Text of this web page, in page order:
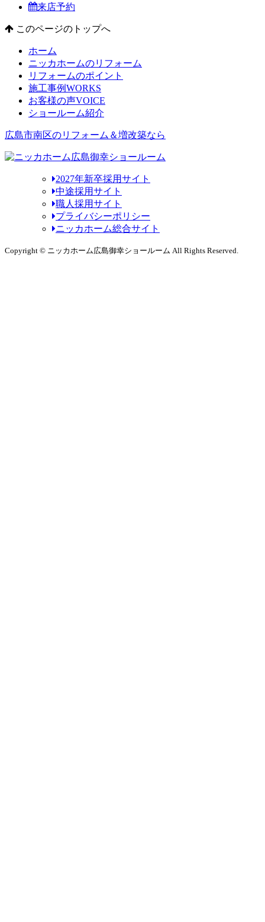
来店予約
このページのトップへ
ホーム
ニッカホームのリフォーム
リフォームのポイント
施工事例WORKS
お客様の声VOICE
ショールーム紹介
広島市南区のリフォーム＆増改築なら
2027年新卒採用サイト
中途採用サイト
職人採用サイト
プライバシーポリシー
ニッカホーム総合サイト
Copyright © ニッカホーム広島御幸ショールーム All Rights Reserved.